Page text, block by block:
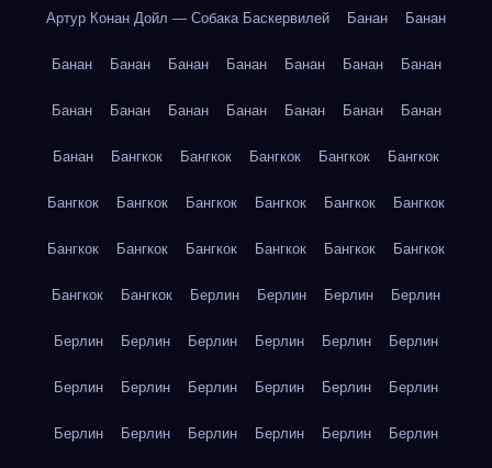
Артур Конан Дойл — Собака Баскервилей Банан Банан
Банан Банан Банан Банан Банан Банан Банан
Банан Банан Банан Банан Банан Банан Банан
Банан Бангкок Бангкок Бангкок Бангкок Бангкок
Бангкок Бангкок Бангкок Бангкок Бангкок Бангкок
Бангкок Бангкок Бангкок Бангкок Бангкок Бангкок
Бангкок Бангкок Берлин Берлин Берлин Берлин
Берлин Берлин Берлин Берлин Берлин Берлин
Берлин Берлин Берлин Берлин Берлин Берлин
Берлин Берлин Берлин Берлин Берлин Берлин